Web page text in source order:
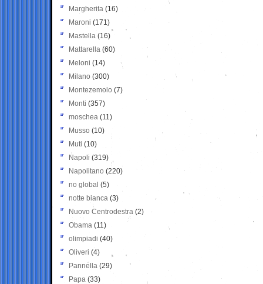
Margherita (16)
Maroni (171)
Mastella (16)
Mattarella (60)
Meloni (14)
Milano (300)
Montezemolo (7)
Monti (357)
moschea (11)
Musso (10)
Muti (10)
Napoli (319)
Napolitano (220)
no global (5)
notte bianca (3)
Nuovo Centrodestra (2)
Obama (11)
olimpiadi (40)
Oliveri (4)
Pannella (29)
Papa (33)